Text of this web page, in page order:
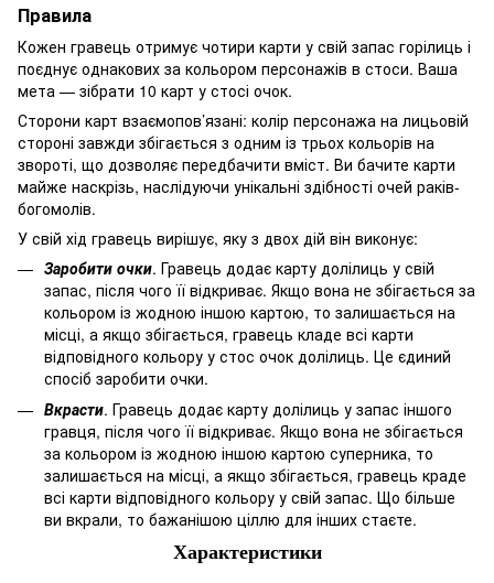
Правила
Кожен гравець отримує чотири карти у свій запас горілиць і
поєднує однакових за кольором персонажів в стоси. Ваша
мета — зібрати 10 карт у стосі очок.
Сторони карт взаємопов’язані: колір персонажа на лицьовій
стороні завжди збігається з одним із трьох кольорів на
звороті, що дозволяє передбачити вміст. Ви бачите карти
майже наскрізь, наслідуючи унікальні здібності очей раків-
богомолів.
У свій хід гравець вирішує, яку з двох дій він виконує:
Заробити очки. Гравець додає карту долілиць у свій
запас, після чого її відкриває. Якщо вона не збігається за
кольором із жодною іншою картою, то залишається на
місці, а якщо збігається, гравець кладе всі карти
відповідного кольору у стос очок долілиць. Це єдиний
спосіб заробити очки.
Вкрасти. Гравець додає карту долілиць у запас іншого
гравця, після чого її відкриває. Якщо вона не збігається
за кольором із жодною іншою картою суперника, то
залишається на місці, а якщо збігається, гравець краде
всі карти відповідного кольору у свій запас. Що більше
ви вкрали, то бажанішою ціллю для інших стаєте.
Характеристики